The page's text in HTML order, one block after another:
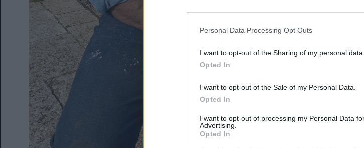
Personal Data Processing Opt Outs
I want to opt-out of the Sharing of my personal data.
Opted In
I want to opt-out of the Sale of my Personal Data.
Opted In
I want to opt-out of processing my Personal Data
Advertising.
Opted In